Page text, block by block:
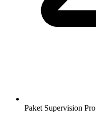
Paket Supervision Pro